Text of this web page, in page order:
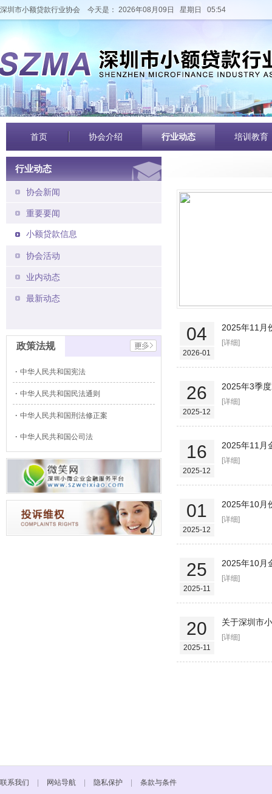
深圳市小额贷款行业协会 今天是： 2026年08月09日 星期日 05:54
首页 协会介绍 行业动态 培训教育
行业动态
协会新闻
重要要闻
小额贷款信息
协会活动
业内动态
最新动态
政策法规
中华人民共和国宪法
中华人民共和国民法通则
中华人民共和国刑法修正案
中华人民共和国公司法
04
2026-01
2025年11月
[详细]
26
2025-12
2025年3季
[详细]
16
2025-12
2025年11月
[详细]
01
2025-12
2025年10月
[详细]
25
2025-11
2025年10月
[详细]
20
2025-11
关于深圳市
[详细]
联系我们 网站导航 隐私保护 条款与条件